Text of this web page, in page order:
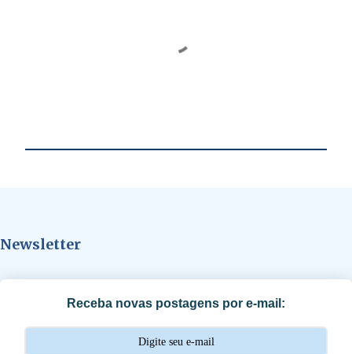
r
m
m
Newsletter
Receba novas postagens por e-mail: